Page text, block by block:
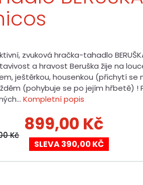
zvuková hračka-tahadlo
a hravost Beruška žije na
ještěrkou, housenkou (přichytí se
(pohybuje se po jejím hřbetě) !
Kompletní popis
Kč
899,00 Kč
SLEVA 390,00 KČ